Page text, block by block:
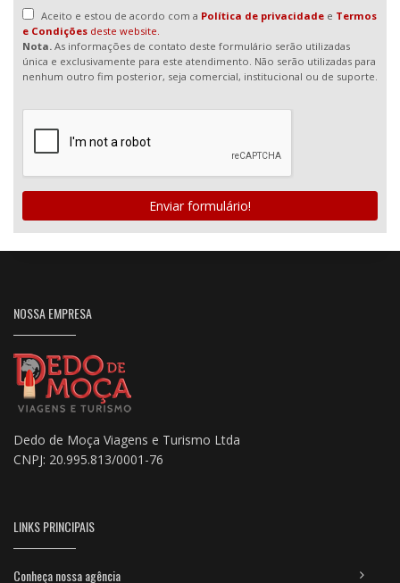
Aceito e estou de acordo com a Política de privacidadee Termos
e Condições deste website.
Nota. As informações de contato deste formulário serão utilizadas
única e exclusivamente para este atendimento. Não serão utilizadas para
nenhum outro fim posterior, seja comercial, institucional ou de suporte.
Enviar formulário!
NOSSA EMPRESA
Dedo de Moça Viagens e Turismo Ltda
CNPJ: 20.995.813/0001-76
LINKS PRINCIPAIS
Conheça nossa agência